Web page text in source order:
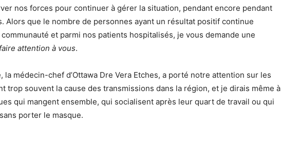
nos forces pour continuer à gérer la situation, pendant encore pendant
Alors que le nombre de personnes ayant un résultat positif continue
communauté et parmi nos patients hospitalisés, je vous demande une
attention à vous.
la médecin-chef d’Ottawa Dre Vera Etches, a porté notre attention sur les
trop souvent la cause des transmissions dans la région, et je dirais même à
qui mangent ensemble, qui socialisent après leur quart de travail ou qui
porter le masque.